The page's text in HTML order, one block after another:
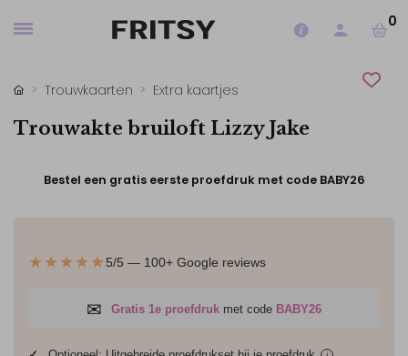
0
Trouwkaarten Extra kaartjes
Trouwakte bruiloft Lizzy Jake
Bestel een gratis eerste proefdruk met code BABY26
★★★★★5/5 — 100+ Google reviews
✉ Gratis 1e proefdruk met code BABY26